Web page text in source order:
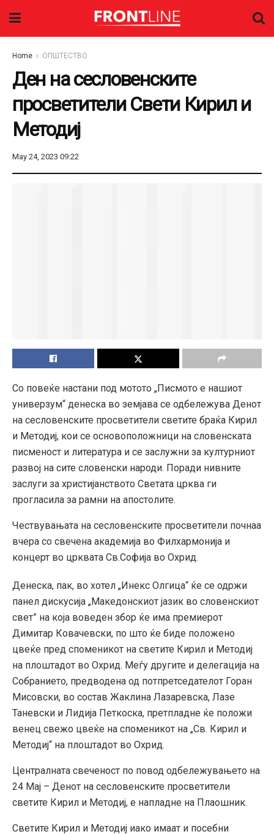
Home ОПШТЕСТВО
Ден на сесловенските
просветители Свети Кирил и
Методиј
May 24, 2023 09:22
Со повеќе настани под мотото „Писмото е нашиот
универзум“ денеска во земјава се одбележува Денот
на сесловенските просветители светите браќа Кирил
и Методиј, кои се основоположници на словенската
писменост и литература и се заслужни за културниот
развој на сите словенски народи. Поради нивните
заслуги за христијанството Светата црква ги
прогласила за рамни на апостолите.
Чествувањата на сесловенските просветители почнаа
вчера со свечена академија во Филхармонија и
концерт во црквата Св.Софија во Охрид.
Денеска, пак, во хотел „Инекс Олгица“ ќе се одржи
панел дискусија „Македонскиот јазик во словенскиот
свет” на која воведен збор ќе има премиерот
Димитар Ковачевски, по што ќе биде положено
цвеќе пред споменикот на светите Кирил и Методиј
на плоштадот во Охрид. Меѓу другите и делегација на
Собранието, предводена од потпретседателот Горан
Мисовски, во состав Жаклина Лазаревска, Лазе
Таневски и Лидија Петкоска, претпладне ќе положи
венец свежо цвеќе на споменикот на „Св. Кирил и
Методиј“ на плоштадот во Охрид.
Централната свеченост по повод одбележувањето на
24 Мај – Денот на сесловенските просветители
светите Кирил и Методиј, е напладне на Плаошник.
Светите Кирил и Методиј иако имаат и посебни